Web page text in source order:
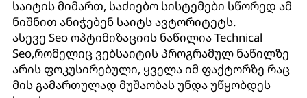
საიტის მიმართ, საძიებო სისტემები სწორედ ამ
ნიშნით ანიჭებენ საიტს ავტორიტეტს.
ასევე Seo ოპტიმიზაციის ნაწილია Technical
Seo,რომელიც ვებსაიტის პროგრამულ ნაწილზე
არის ფოკუსირებული, ყველა იმ ფაქტორზე რაც
მის გამართულად მუშაობას უნდა უწყობდეს